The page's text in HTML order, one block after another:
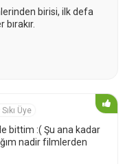
birisi, ilk defa
Sıkı Üye
bittim :( Şu ana kadar
nadir filmlerden